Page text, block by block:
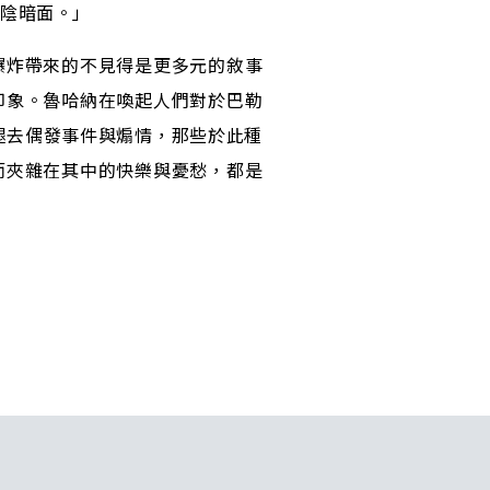
暗面。」
帶來的不見得是更多元的敘事
。魯哈納在喚起人們對於巴勒
去偶發事件與煽情，那些於此種
雜在其中的快樂與憂愁，都是